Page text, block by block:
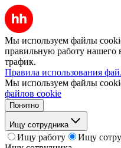
Мы используем файлы
правильную работу нашего
трафик.
Правила использования
Мы используем файлы
файлов cookie
Понятно
Ищу сотрудника
Ищу работу
Ищу